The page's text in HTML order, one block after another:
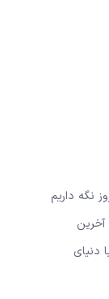
نگه داریم
آخرین
دنیای